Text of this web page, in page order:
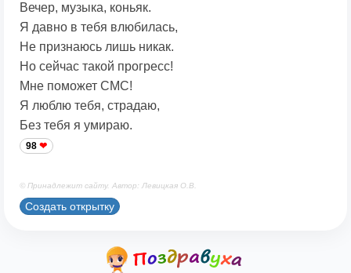
Вечер, музыка, коньяк.
Я давно в тебя влюбилась,
Не признаюсь лишь никак.
Но сейчас такой прогресс!
Мне поможет СМС!
Я люблю тебя, страдаю,
Без тебя я умираю.
98
© Принадлежит сайту. Автор: Левицкая О.В.
Создать открытку